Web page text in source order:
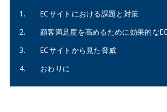
ECサイトにおける課題と対策
顧客満足度を高めるために効果的な
ECサイトから見た脅威
おわりに